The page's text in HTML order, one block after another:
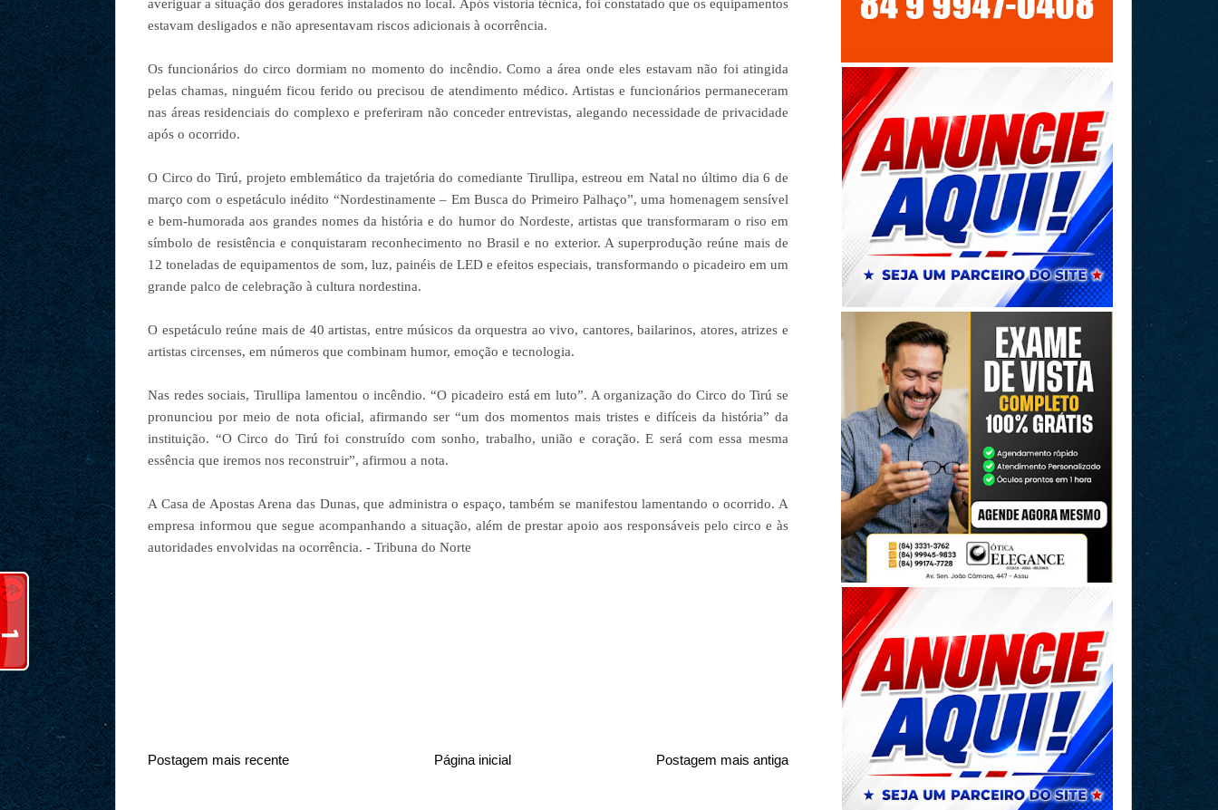
averiguar a situação dos geradores instalados no local. Após vistoria técnica, foi constatado que os equipamentos
estavam desligados e não apresentavam riscos adicionais à ocorrência.
Os funcionários do circo dormiam no momento do incêndio. Como a área onde eles estavam não foi atingida
pelas chamas, ninguém ficou ferido ou precisou de atendimento médico. Artistas e funcionários permaneceram
nas áreas residenciais do complexo e preferiram não conceder entrevistas, alegando necessidade de privacidade
após o ocorrido.
O Circo do Tirú, projeto emblemático da trajetória do comediante Tirullipa, estreou em Natal no último dia 6 de
março com o espetáculo inédito “Nordestinamente – Em Busca do Primeiro Palhaço”, uma homenagem sensível
e bem-humorada aos grandes nomes da história e do humor do Nordeste, artistas que transformaram o riso em
símbolo de resistência e conquistaram reconhecimento no Brasil e no exterior. A superprodução reúne mais de
12 toneladas de equipamentos de som, luz, painéis de LED e efeitos especiais, transformando o picadeiro em um
grande palco de celebração à cultura nordestina.
O espetáculo reúne mais de 40 artistas, entre músicos da orquestra ao vivo, cantores, bailarinos, atores, atrizes e
artistas circenses, em números que combinam humor, emoção e tecnologia.
Nas redes sociais, Tirullipa lamentou o incêndio. “O picadeiro está em luto”. A organização do Circo do Tirú se
pronunciou por meio de nota oficial, afirmando ser “um dos momentos mais tristes e difíceis da história” da
instituição. “O Circo do Tirú foi construído com sonho, trabalho, união e coração. E será com essa mesma
essência que iremos nos reconstruir”, afirmou a nota.
A Casa de Apostas Arena das Dunas, que administra o espaço, também se manifestou lamentando o ocorrido. A
empresa informou que segue acompanhando a situação, além de prestar apoio aos responsáveis pelo circo e às
autoridades envolvidas na ocorrência. - Tribuna do Norte
Postagem mais recente Postagem mais antiga
Página inicial